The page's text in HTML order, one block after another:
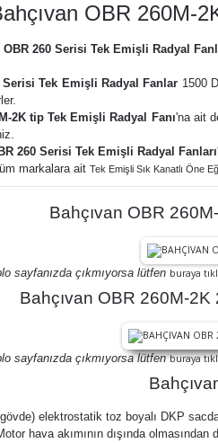
OBR 260M-
OBR 260 Serisi Tek Emişli Radyal
Serisi Tek Emişli Radyal Fanlar 1500
2K tip Tek Emişli Radyal Fanı'na ait
260 Serisi Tek Emişli Radyal Fanları
markalara ait Tek Emişli Sık Kanatlı Öne
Bahçıvan OBR
sayfanızda çıkmıyorsa lütfen buraya
Bahçıvan OBR 260M-
sayfanızda çıkmıyorsa lütfenburaya
elektrostatik toz boyalı DKP
hava akımının dışında